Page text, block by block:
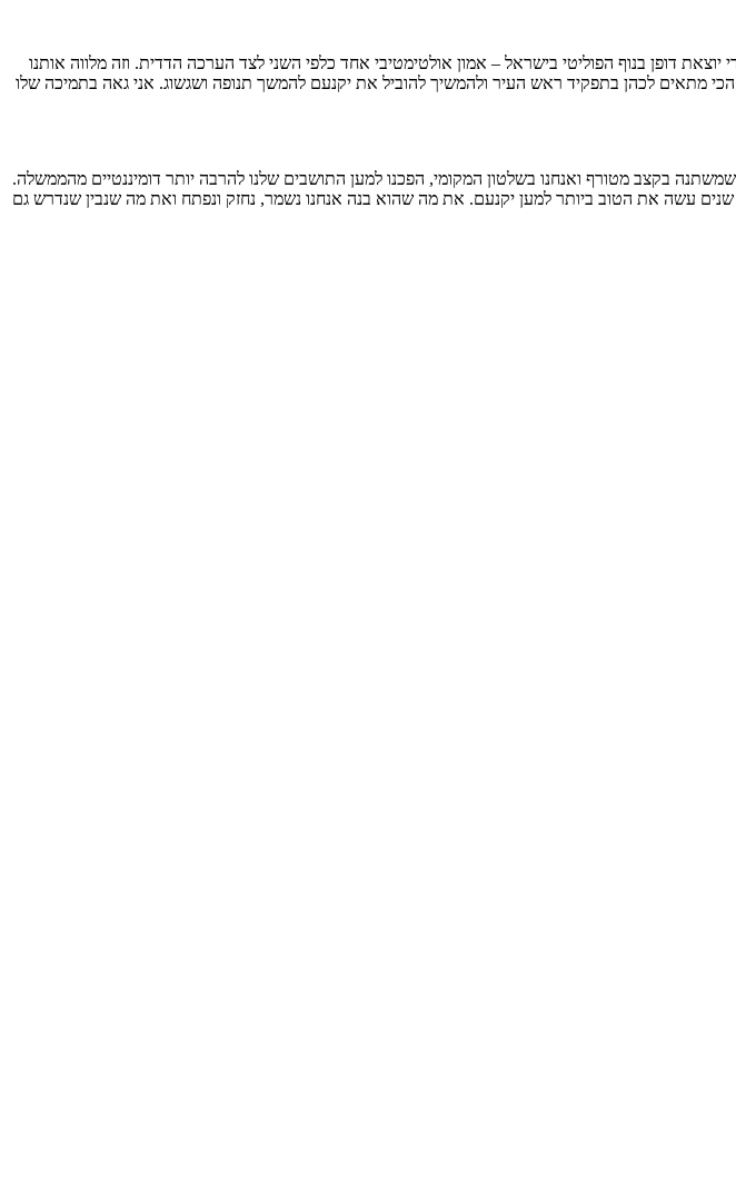
דופן בנוף הפוליטי בישראל – אמון אולטימטיבי אחד כלפי השני לצד הערכה הדדית. וזה מלווה אותנו
מתאים לכהן בתפקיד ראש העיר ולהמשיך להוביל את יקנעם להמשך תנופה ושגשוג. אני גאה בתמיכה שלו
בקצב מטורף ואנחנו בשלטון המקומי, הפכנו למען התושבים שלנו להרבה יותר דומיננטיים מהממשלה.
המציאות הזאת מחייבת אותנו להשתנות, לחשוב אחרת וכל הזמן להמציא את עצמנו מחדש. סימון אלפסי במשך 34 שנים עשה את הטוב ביותר למען יקנעם. את מה שהוא בנה אנחנו נשמר, נחזק ונפתח ואת מה שנבין שנדרש גם